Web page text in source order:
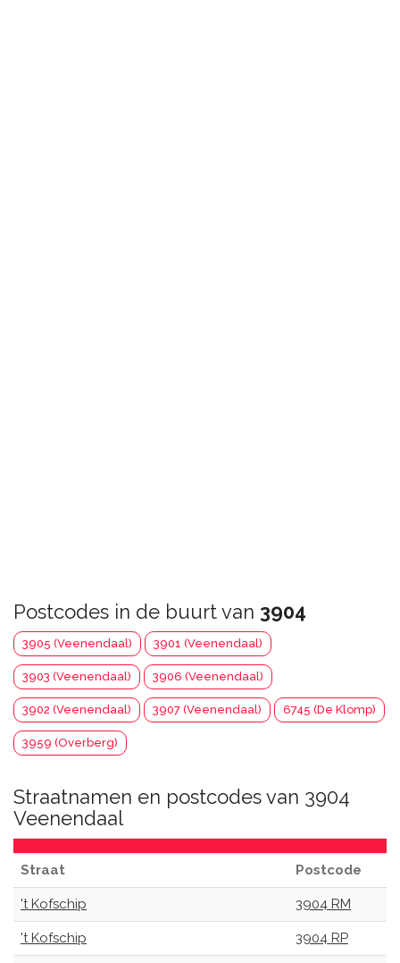
Postcodes in de buurt van 3904
3905 (Veenendaal) 3901 (Veenendaal)
3903 (Veenendaal) 3906 (Veenendaal)
3902 (Veenendaal) 3907 (Veenendaal) 6745 (De Klomp)
3959 (Overberg)
Straatnamen en postcodes van 3904
Veenendaal
Straat Postcode
't Kofschip 3904 RM
't Kofschip 3904 RP